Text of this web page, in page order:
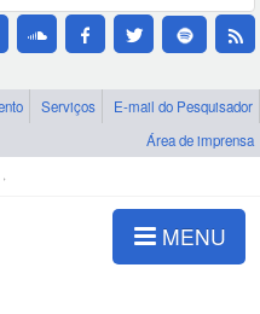
Serviços
E-mail do Pesquisador
Área de imprensa
MENU